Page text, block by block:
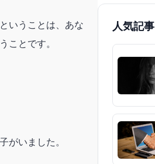
いうことは、あな
ことです。
がいました。
人気記事